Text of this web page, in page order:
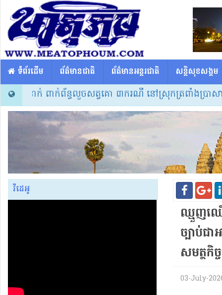
​​ ទំព័រដើម ព័ត៌មានជាតិ ព័ត៌មានអន្តរជាតិ សន្តិសុខសង្គម
នាក់ ពាក់ព័ន្ធលួចសត្វគោ ៣ករណី នៅស្រុកត្រពាំងប្រាសាទ»
វីដេអូ
ឈ្មួញ​ឈើ
ច្បាប់​ជា​
សមត្ថកិ
03-July-